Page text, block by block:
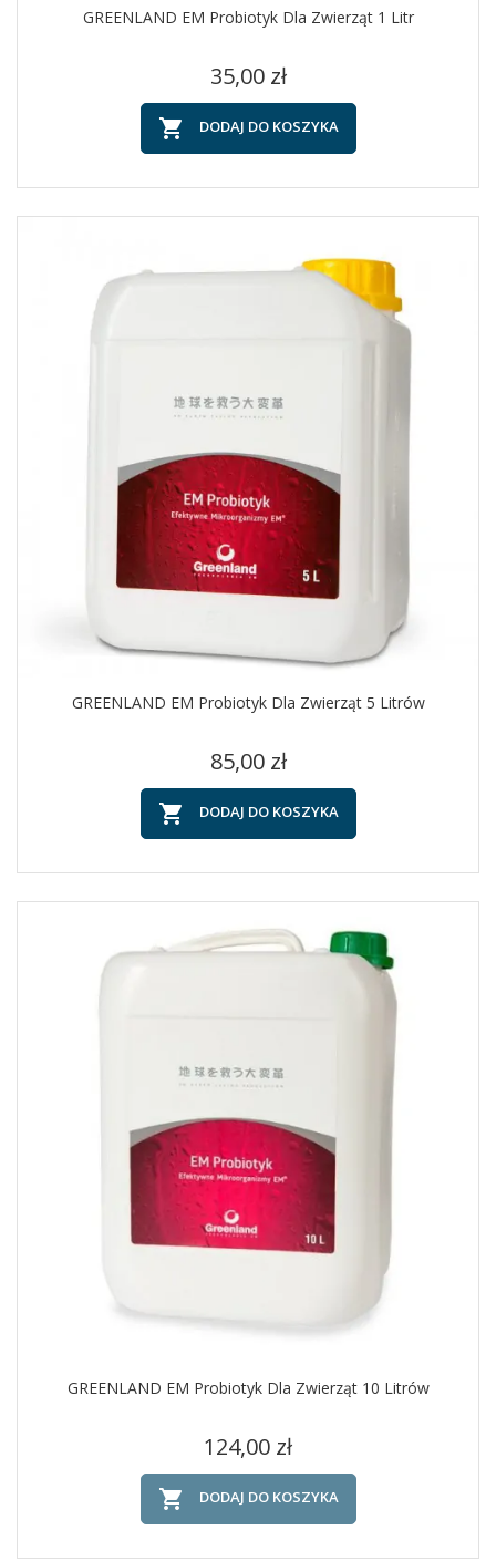
GREENLAND EM Probiotyk Dla Zwierząt 1 Litr
Cena
35,00 zł
 DODAJ DO KOSZYKA
GREENLAND EM Probiotyk Dla Zwierząt 5 Litrów
Cena
85,00 zł
 DODAJ DO KOSZYKA
GREENLAND EM Probiotyk Dla Zwierząt 10 Litrów
Cena
124,00 zł
 DODAJ DO KOSZYKA